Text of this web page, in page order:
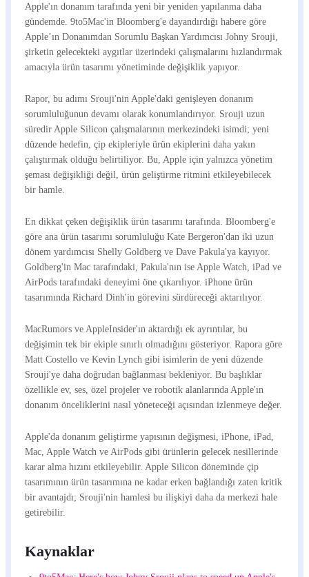
Apple'ın donanım tarafında yeni bir yeniden yapılanma daha
gündemde. 9to5Mac'in Bloomberg'e dayandırdığı habere göre
Apple’ın Donanımdan Sorumlu Başkan Yardımcısı Johny Srouji,
şirketin gelecekteki aygıtlar üzerindeki çalışmalarını hızlandırmak
amacıyla ürün tasarımı yönetiminde değişiklik yapıyor.
Rapor, bu adımı Srouji'nin Apple'daki genişleyen donanım
sorumluluğunun devamı olarak konumlandırıyor. Srouji uzun
süredir Apple Silicon çalışmalarının merkezindeki isimdi; yeni
düzende hedefin, çip ekipleriyle ürün ekiplerini daha yakın
çalıştırmak olduğu belirtiliyor. Bu, Apple için yalnızca yönetim
şeması değişikliği değil, ürün geliştirme ritmini etkileyebilecek
bir hamle.
En dikkat çeken değişiklik ürün tasarımı tarafında. Bloomberg'e
göre ana ürün tasarımı sorumluluğu Kate Bergeron'dan iki uzun
dönem yardımcısı Shelly Goldberg ve Dave Pakula'ya kayıyor.
Goldberg'in Mac tarafındaki, Pakula'nın ise Apple Watch, iPad ve
AirPods tarafındaki deneyimi öne çıkarılıyor. iPhone ürün
tasarımında Richard Dinh'in görevini sürdüreceği aktarılıyor.
MacRumors ve AppleInsider'ın aktardığı ek ayrıntılar, bu
değişimin tek bir ekiple sınırlı olmadığını gösteriyor. Rapora göre
Matt Costello ve Kevin Lynch gibi isimlerin de yeni düzende
Srouji'ye daha doğrudan bağlanması bekleniyor. Bu başlıklar
özellikle ev, ses, özel projeler ve robotik alanlarında Apple'ın
donanım önceliklerini nasıl yöneteceği açısından izlenmeye değer.
Apple'da donanım geliştirme yapısının değişmesi, iPhone, iPad,
Mac, Apple Watch ve AirPods gibi ürünlerin gelecek nesillerinde
karar alma hızını etkileyebilir. Apple Silicon döneminde çip
tasarımının ürün tasarımına ne kadar erken bağlandığı zaten kritik
bir avantajdı; Srouji'nin hamlesi bu ilişkiyi daha da merkezi hale
getirebilir.
Kaynaklar